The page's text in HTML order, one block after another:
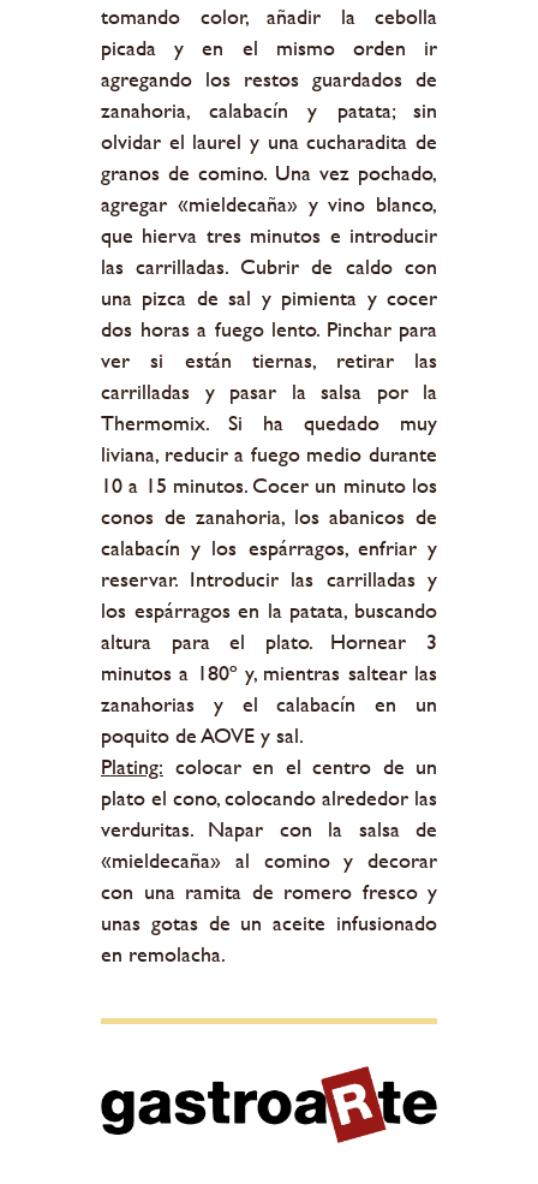
tomando color, añadir la cebolla
picada y en el mismo orden ir
agregando los restos guardados de
zanahoria, calabacín y patata; sin
olvidar el laurel y una cucharadita de
granos de comino. Una vez pochado,
agregar «mieldecaña» y vino blanco,
que hierva tres minutos e introducir
las carrilladas. Cubrir de caldo con
una pizca de sal y pimienta y cocer
dos horas a fuego lento. Pinchar para
ver si están tiernas, retirar las
carrilladas y pasar la salsa por la
Thermomix. Si ha quedado muy
liviana, reducir a fuego medio durante
10 a 15 minutos. Cocer un minuto los
conos de zanahoria, los abanicos de
calabacín y los espárragos, enfriar y
reservar. Introducir las carrilladas y
los espárragos en la patata, buscando
altura para el plato. Hornear 3
minutos a 180º y, mientras saltear las
zanahorias y el calabacín en un
poquito de AOVE y sal.
Plating: colocar en el centro de un
plato el cono, colocando alrededor las
verduritas. Napar con la salsa de
«mieldecaña» al comino y decorar
con una ramita de romero fresco y
unas gotas de un aceite infusionado
en remolacha.